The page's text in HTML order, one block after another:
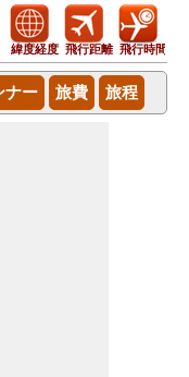
緯度経度 飛行距離 飛行時間
ナー 旅費 旅程